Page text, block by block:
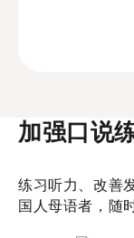
加强口说
练习听力、改善
国人母语者，随